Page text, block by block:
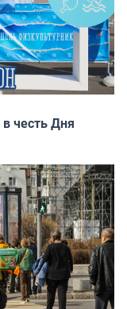
честь Дня